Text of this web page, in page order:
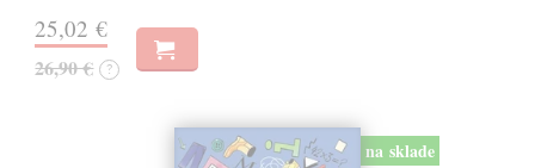
25,02 €
26,90 € ?
na sklade